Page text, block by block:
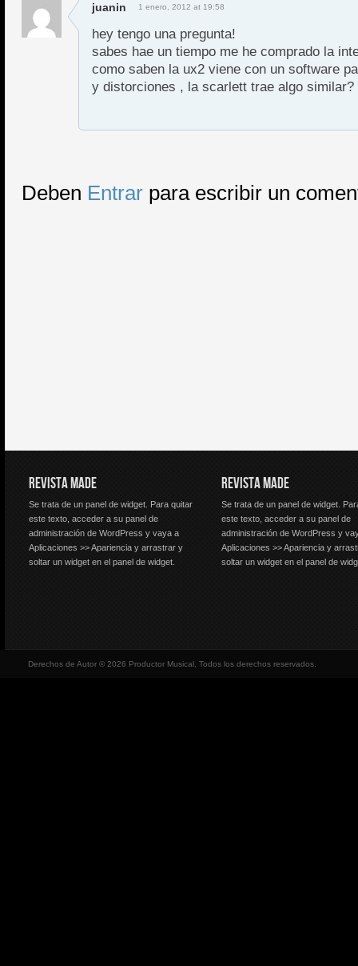
juanin 1 enero, 2012 at 19:58
hey tengo una pregunta!
sabes hae un tiempo me he comprado la
como saben la ux2 viene con un software
y distorciones , la scarlett trae algo similar?
Deben Entrar para escribir un
REVISTA MADE
Se trata de un panel de widget. Para quitar
este texto, acceder a su panel de
administración de WordPress y vaya a
Aplicaciones >> Apariencia y arrastrar y
soltar un widget en el panel de widget.
REVISTA MADE
Se trata de un panel de widget.
este texto, acceder a su panel de
administración de WordPress y
Aplicaciones >> Apariencia y
soltar un widget en el panel de
Derechos de Autor © 2026 Productor Musical, Todos los derechos reservados.